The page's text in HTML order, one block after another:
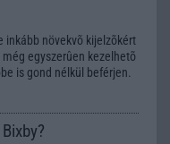
inkább növekvõ kijelzõkért
egyszerûen kezelhetõ
is gond nélkül beférjen.